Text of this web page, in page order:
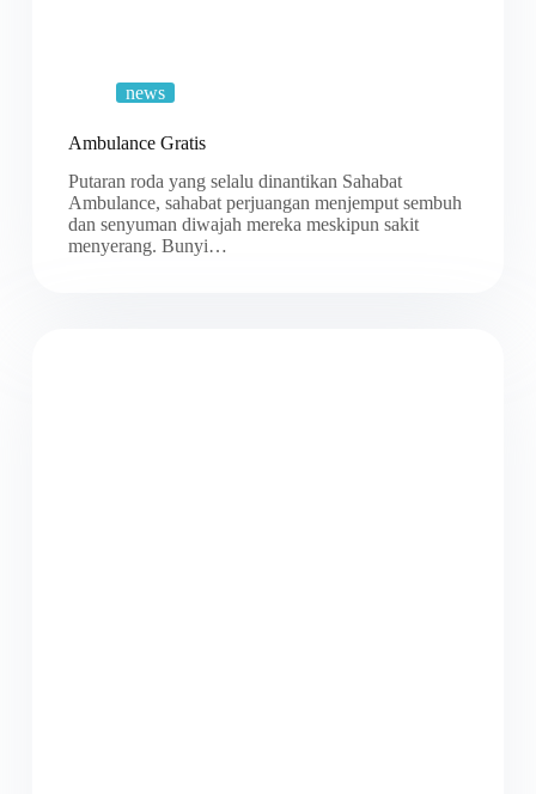
news
Ambulance Gratis
Putaran roda yang selalu dinantikan Sahabat
Ambulance, sahabat perjuangan menjemput sembuh
dan senyuman diwajah mereka meskipun sakit
menyerang. Bunyi…